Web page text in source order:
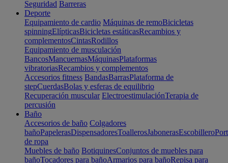
Seguridad Barreras
Deporte
Equipamiento de cardio Máquinas de remoBicicletas
spinningElípticasBicicletas estáticasRecambios y
complementosCintasRodillos
Equipamiento de musculación
BancosMancuernasMáquinasPlataformas
vibratoriasRecambios y complementos
Accesorios fitness BandasBarrasPlataforma de
stepCuerdasBolas y esferas de equilibrio
Recuperación muscular ElectroestimulaciónTerapia de
percusión
Baño
Accesorios de baño Colgadores
bañoPapelerasDispensadoresToallerosJabonerasEscobillero
de ropa
Muebles de baño BotiquinesConjuntos de muebles para
bañoTocadores para bañoArmarios para bañoRepisa para